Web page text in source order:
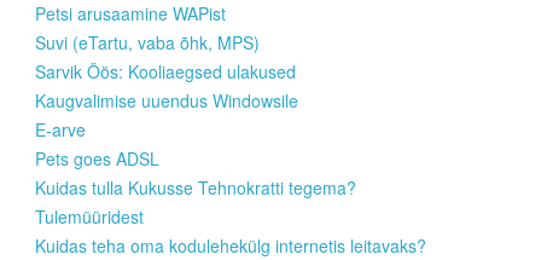
Petsi arusaamine WAPist
Suvi (eTartu, vaba õhk, MPS)
Sarvik Öös: Kooliaegsed ulakused
Kaugvalimise uuendus Windowsile
E-arve
Pets goes ADSL
Kuidas tulla Kukusse Tehnokratti tegema?
Tulemüüridest
Kuidas teha oma kodulehekülg internetis leitavaks?